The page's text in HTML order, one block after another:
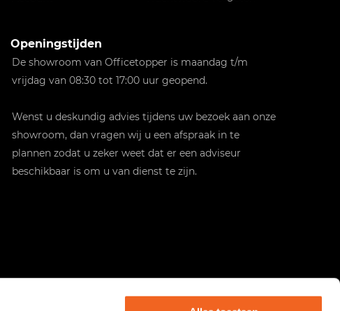
Openingstijden
De showroom van Officetopper is maandag t/m
vrijdag van 08:30 tot 17:00 uur geopend.
Wenst u deskundig advies tijdens uw bezoek aan onze
showroom, dan vragen wij u een afspraak in te
plannen zodat u zeker weet dat er een adviseur
beschikbaar is om u van dienst te zijn.